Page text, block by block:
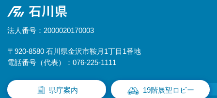
石川県
法人番号：2000020170003
〒920-8580 石川県金沢市鞍月1丁目1番地
電話番号（代表）：076-225-1111
県庁案内 19階展望ロビー